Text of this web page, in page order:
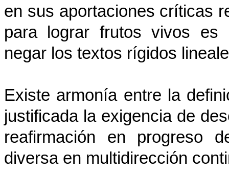
en sus aportaciones críticas
para lograr frutos vivos es
negar los textos rígidos
Existe armonía entre la
justificada la exigencia de
reafirmación en progreso
diversa en multidirección